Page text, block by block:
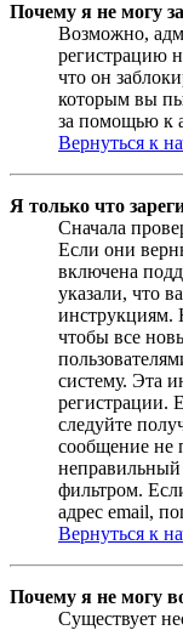
Почему я не могу
Возможно,
регистрацию
что он
которым вы
за помощью к
Вернуться к
Я только что
Сначала
Если они
включена
указали, что
инструкциям.
чтобы все
систему. Эта
регистрации.
следуйте
сообщение не
неправильный
фильтром.
адрес email,
Вернуться к
Почему я не могу
Существует